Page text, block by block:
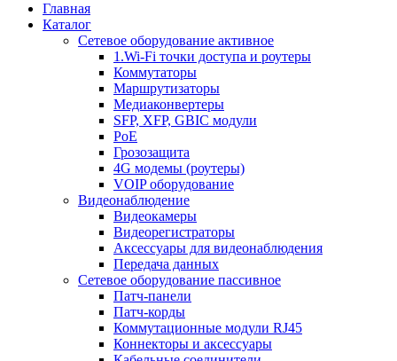
Главная
Каталог
Сетевое оборудование активное
1.Wi-Fi точки доступа и роутеры
Коммутаторы
Маршрутизаторы
Медиаконвертеры
SFP, XFP, GBIC модули
PoE
Грозозащита
4G модемы (роутеры)
VOIP оборудование
Видеонаблюдение
Видеокамеры
Видеорегистраторы
Аксессуары для видеонаблюдения
Передача данных
Сетевое оборудование пассивное
Патч-панели
Патч-корды
Коммутационные модули RJ45
Коннекторы и аксессуары